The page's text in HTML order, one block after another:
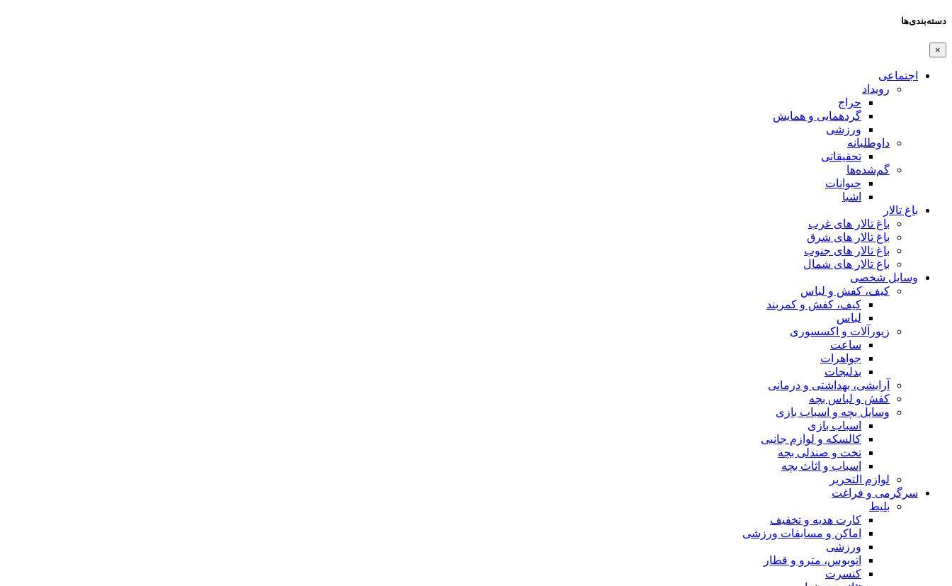
دسته‌بندی‌ها
×
اجتماعی
رویداد
حراج
گردهمایی و همایش
ورزشی
داوطلبانه
تحقیقاتی
گم‌شده‌ها
حیوانات
اشیا
باغ تالار
باغ تالار های غرب
باغ تالار های شرق
باغ تالار های جنوب
باغ تالار های شمال
وسایل شخصی
کیف، کفش و لباس
کیف، کفش و کمربند
لباس
زیورآلات و اکسسوری
ساعت
جواهرات
بدلیجات
آرایشی، بهداشتی و درمانی
کفش و لباس بچه
وسایل بچه و اسباب بازی
اسباب بازی
کالسکه و لوازم جانبی
تخت و صندلی بچه
اسباب و اثاث بچه
لوازم التحریر
سرگرمی و فراغت
بلیط
کارت هدیه و تخفیف
اماکن و مسابقات ورزشی
ورزشی
اتوبوس، مترو و قطار
کنسرت